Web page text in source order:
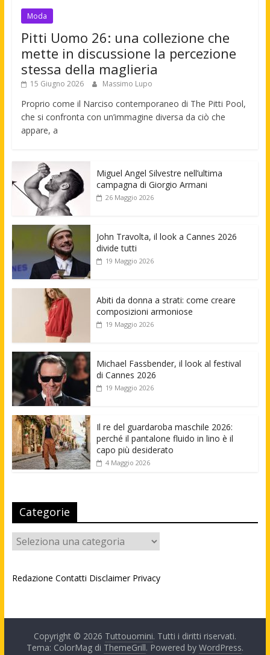
Moda
Pitti Uomo 26: una collezione che
mette in discussione la percezione
stessa della maglieria
15 Giugno 2026 Massimo Lupo
Proprio come il Narciso contemporaneo di The Pitti Pool,
che si confronta con un’immagine diversa da ciò che
appare, a
Miguel Angel Silvestre nell’ultima
campagna di Giorgio Armani
26 Maggio 2026
John Travolta, il look a Cannes 2026
divide tutti
19 Maggio 2026
Abiti da donna a strati: come creare
composizioni armoniose
19 Maggio 2026
Michael Fassbender, il look al festival
di Cannes 2026
19 Maggio 2026
Il re del guardaroba maschile 2026:
perché il pantalone fluido in lino è il
capo più desiderato
4 Maggio 2026
Categorie
Categorie
Redazione Contatti Disclaimer Privacy
Copyright © 2026 Tuttouomini. Tutti i diritti riservati.
Tema: ColorMag di ThemeGrill. Powered by WordPress.